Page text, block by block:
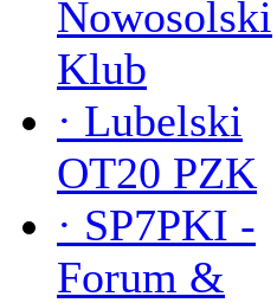
Nowosolski
Klub
· Lubelski
OT20 PZK
· SP7PKI -
Forum &